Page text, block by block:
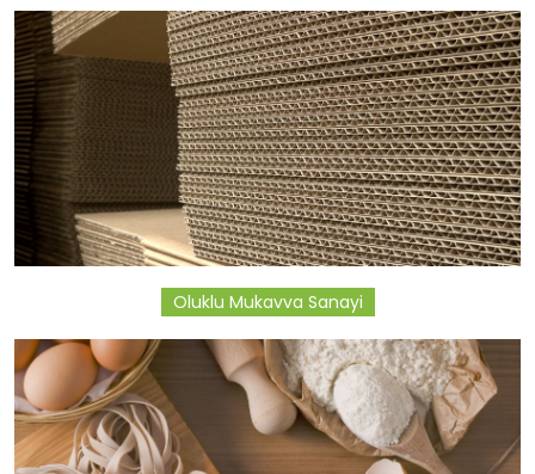
Oluklu Mukavva Sanayi